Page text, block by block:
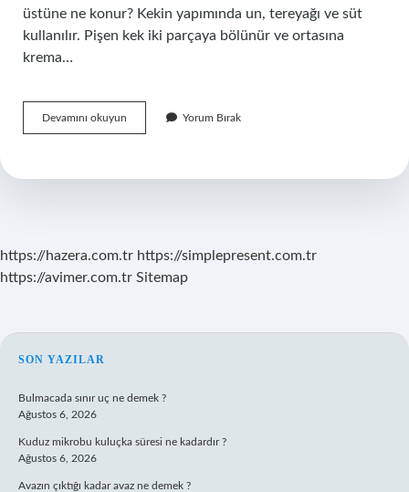
üstüne ne konur? Kekin yapımında un, tereyağı ve süt
kullanılır. Pişen kek iki parçaya bölünür ve ortasına
krema…
Devamını okuyun
Üstüne
Mü
Yorum Bırak
https://hazera.com.tr https://simplepresent.com.tr
https://avimer.com.tr Sitemap
SIDEBAR
SON YAZILAR
Bulmacada sınır uç ne demek ?
Ağustos 6, 2026
Kuduz mikrobu kuluçka süresi ne kadardır ?
Ağustos 6, 2026
Avazın çıktığı kadar avaz ne demek ?